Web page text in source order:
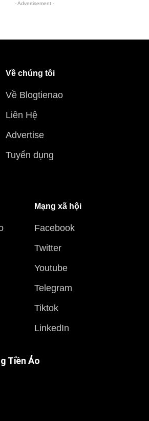
- Advertisement -
Về chúng tôi
Về Blogtienao
Liên Hệ
Advertise
Tuyển dụng
Mạng xã hội
Facebook
Twitter
Youtube
Telegram
Tiktok
LinkedIn
Tiền Ảo